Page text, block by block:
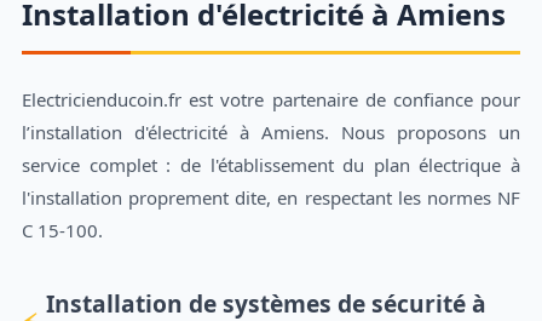
Installation d'électricité à Amiens
Electricienducoin.fr est votre partenaire de confiance pour
l’installation d'électricité à Amiens. Nous proposons un
service complet : de l'établissement du plan électrique à
l'installation proprement dite, en respectant les normes NF
C 15-100.
Installation de systèmes de sécurité à